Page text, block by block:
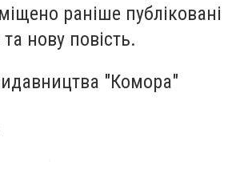
раніше публіковані
нову повість.
"Комора"